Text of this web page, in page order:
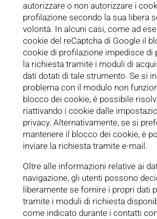
autorizzare o non autorizzare i
profilazione secondo la sua libera
volontà. In alcuni casi, come ad
cookie del reCaptcha di Google il
cookie di profilazione impedisce di
la richiesta tramite i moduli di
dati dotati di tale strumento. Se si
problema con il modulo non
blocco dei cookie, è possibile
riattivando i cookie dalle
privacy. Alternativamente, se si
mantenere il blocco dei cookie, è
inviare la richiesta tramite e-mail.
Oltre alle informazioni relative ai
navigazione, gli utenti possono
liberamente se fornire i propri dati
tramite i moduli di richiesta
come indicato durante i contatti con